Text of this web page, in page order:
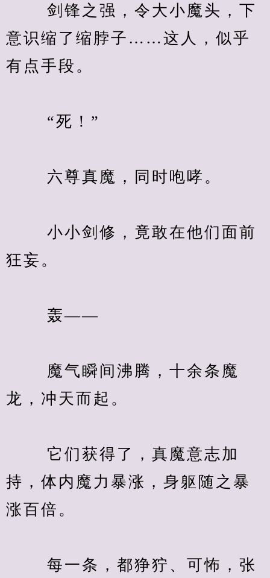
剑锋之强，令大小魔头，下
意识缩了缩脖子……这人，似乎
有点手段。
“死！”
六尊真魔，同时咆哮。
小小剑修，竟敢在他们面前
狂妄。
轰——
魔气瞬间沸腾，十余条魔
龙，冲天而起。
它们获得了，真魔意志加
持，体内魔力暴涨，身躯随之暴
涨百倍。
每一条，都狰狞、可怖，张